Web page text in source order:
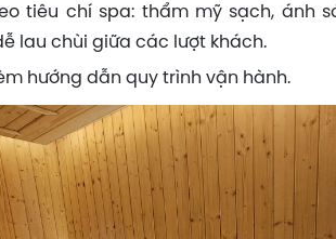
tiêu chí spa: thẩm mỹ sạch, ánh
lau chùi giữa các lượt khách.
hướng dẫn quy trình vận hành.